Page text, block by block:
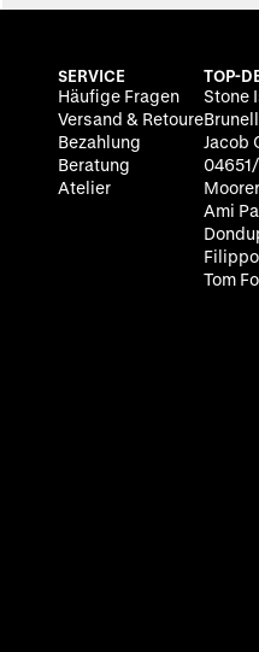
SERVICE
Häufige Fragen
Versand & Retoure
Bezahlung
Beratung
Atelier
TOP-
Stone
Jacob
Moorer
Ami
Tom